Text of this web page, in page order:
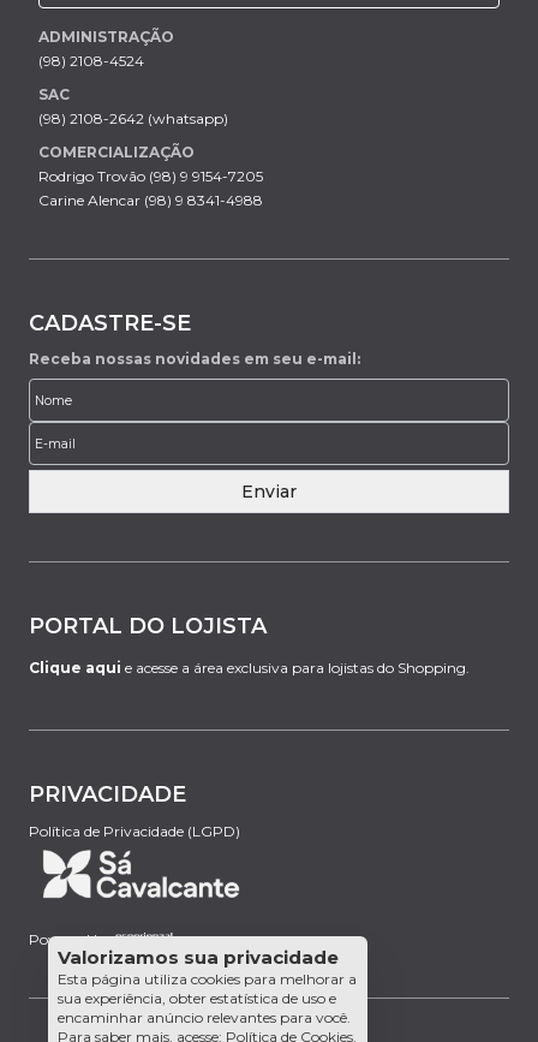
ADMINISTRAÇÃO
(98) 2108-4524
SAC
(98) 2108-2642 (whatsapp)
COMERCIALIZAÇÃO
Rodrigo Trovão (98) 9 9154-7205
Carine Alencar (98) 9 8341-4988
CADASTRE-SE
Receba nossas novidades em seu e-mail:
Enviar
PORTAL DO LOJISTA
Clique aqui e acesse a área exclusiva para lojistas do Shopping.
PRIVACIDADE
Política de Privacidade (LGPD)
Powered by:
Valorizamos sua privacidade
Esta página utiliza cookies para melhorar a
sua experiência, obter estatística de uso e
encaminhar anúncio relevantes para você.
Para saber mais, acesse: Política de Cookies.